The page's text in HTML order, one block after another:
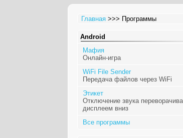
Главная >>> Программы
Android
Мафия
Онлайн-игра
WiFi File Sender
Передача файлов через WiFi
Этикет
Отключение звука
дисплеем вниз
Все программы